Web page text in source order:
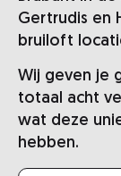
Gertrudis en
bruiloft
Wij geven je
totaal acht
wat deze
hebben.